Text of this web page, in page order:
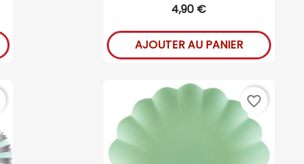
4,90 €
AJOUTER AU PANIER
favorite_border